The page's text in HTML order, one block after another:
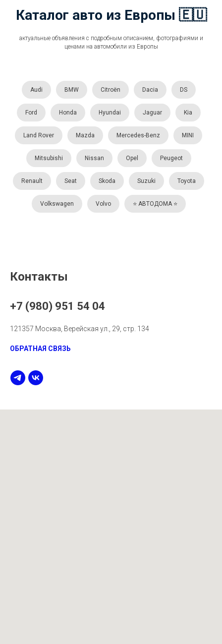
Каталог авто из Европы 🇪🇺
актуальные объявления с подробным описанием, фотографиями и
ценами на автомобили из Европы
Audi BMW Citroën Dacia DS
Ford Honda Hyundai Jaguar Kia
Land Rover Mazda Mercedes-Benz MINI
Mitsubishi Nissan Opel Peugeot
Renault Seat Skoda Suzuki Toyota
Volkswagen Volvo ⭐️ АВТОДОМА ⭐️
Контакты
+7 (980) 951 54 04
121357 Москва, Верейская ул., 29, стр. 134
ОБРАТНАЯ СВЯЗЬ